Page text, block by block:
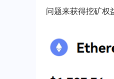
问题来获得挖矿权